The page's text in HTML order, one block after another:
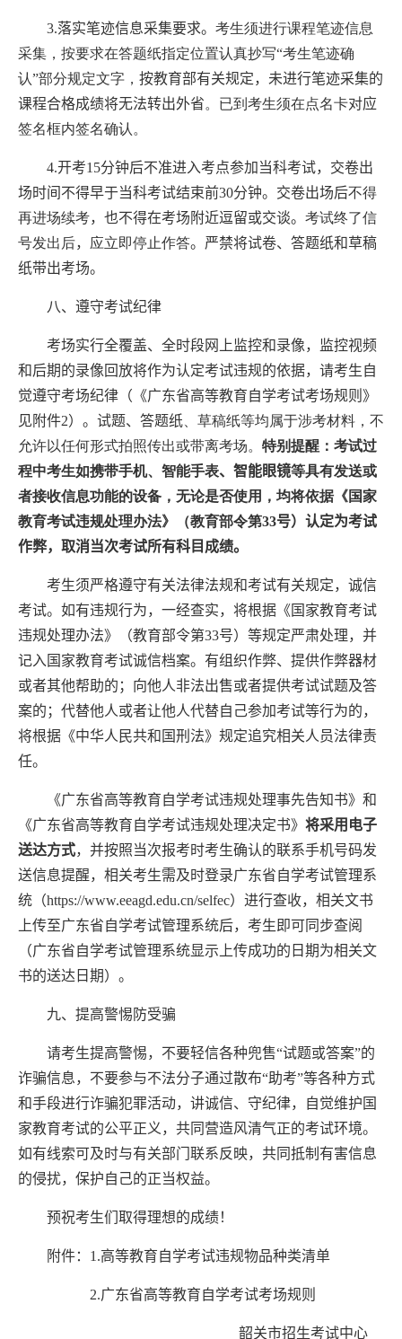
3.落实笔迹信息采集要求。 考生须进行课程笔迹信息
采集， 按要求在答题纸指定位置认真抄写“考生笔迹确
认”部分规定文字， 按教育部有关规定，未进行笔迹采集的
课程合格成绩将无法转出外省。已到考生须在点名卡对应
签名框内签名确认。
4.开考15分钟后不准进入考点参加当科考试，交卷出
场时间不得早于当科考试结束前30分钟。交卷出场后不得
再进场续考，也不得在考场附近逗留或交谈。 考试终了信
号发出后， 应立即停止作答。 严禁将试卷、答题纸和草稿
纸带出考场。
八、遵守考试纪律
考场实行全覆盖、全时段网上监控和录像，监控视频
和后期的录像回放将作为认定考试违规的依据，请考生自
觉遵守考场纪律（《广东省高等教育自学考试考场规则》
见附件2）。试题、答题纸 、草稿纸等均属于涉考材料，不
允许以任何形式拍照传出或带离考场。 特别提醒：考试过
程中考生如携带手机、智能手表、 智能眼镜等具有发送或
者接收信息功能的设备，无论是否使用，均将依据《国家
教育考试违规处理办法》（教育部令第33号）认定为考试
作弊，取消当次考试所有科目成绩。
考生须严格遵守有关法律法规和考试有关规定，诚信
考试。如有违规行为，一经查实，将根据《国家教育考试
违规处理办法》（教育部令第33号）等规定严肃处理，并
记入国家教育考试诚信档案。有组织作弊、提供作弊器材
或者其他帮助的；向他人非法出售或者提供考试试题及答
案的；代替他人或者让他人代替自己参加考试等行为的，
将根据《中华人民共和国刑法》规定追究相关人员法律责
任。
《广东省高等教育自学考试违规处理事先告知书》和
《广东省高等教育自学考试违规处理决定书》 将采用电子
送达方式，并按照当次报考时考生确认的联系手机号码发
送信息提醒，相关考生需及时登录广东省自学考试管理系
统（https://www.eeagd.edu.cn/selfec）进行查收，相关文书
上传至广东省自学考试管理系统后，考生即可同步查阅
（广东省自学考试管理系统显示上传成功的日期为相关文
书的送达日期）。
九、提高警惕防受骗
请考生提高警惕，不要轻信各种兜售“试题或答案”的
诈骗信息，不要参与不法分子通过散布“助考”等各种方式
和手段进行诈骗犯罪活动，讲诚信、守纪律，自觉维护国
家教育考试的公平正义，共同营造风清气正的考试环境。
如有线索可及时与有关部门联系反映，共同抵制有害信息
的侵扰，保护自己的正当权益。
预祝考生们取得理想的成绩！
附件： 1.高等教育自学考试违规物品种类清单
2.广东省高等教育自学考试考场规则
韶关市招生考试中心